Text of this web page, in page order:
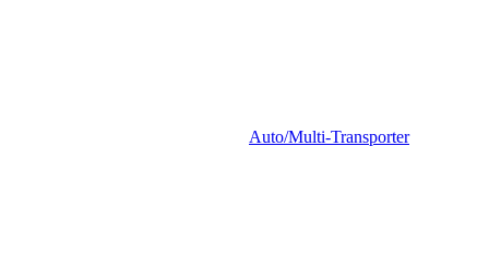
Auto/Multi-Transporter